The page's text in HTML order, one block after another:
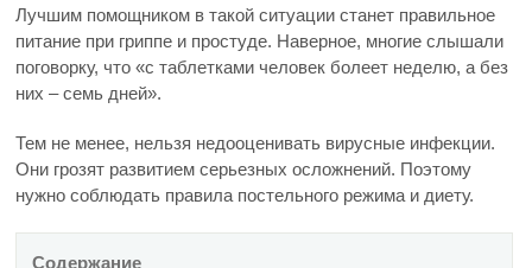
Лучшим помощником в такой ситуации станет правильное
питание при гриппе и простуде. Наверное, многие слышали
поговорку, что «с таблетками человек болеет неделю, а без
них – семь дней».
Тем не менее, нельзя недооценивать вирусные инфекции.
Они грозят развитием серьезных осложнений. Поэтому
нужно соблюдать правила постельного режима и диету.
Содержание